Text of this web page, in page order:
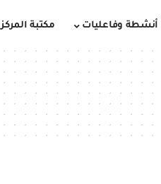
أنشطة وفاعليات مكتبة المركز